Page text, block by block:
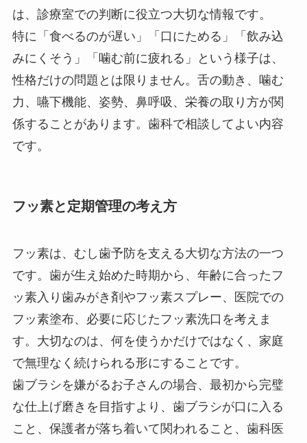
は、診療室での判断に役立つ大切な情報です。
特に「食べるのが遅い」「口にためる」「飲み込
みにくそう」「噛む前に疲れる」という様子は、
性格だけの問題とは限りません。舌の動き、噛む
力、嚥下機能、姿勢、鼻呼吸、栄養の取り方が関
係することがあります。歯科で相談してよい内容
です。
フッ素と定期管理の考え方
フッ素は、むし歯予防を支える大切な方法の一つ
です。歯が生え始めた時期から、年齢に合ったフ
ッ素入り歯みがき剤やフッ素スプレー、医院での
フッ素塗布、必要に応じたフッ素洗口を考えま
す。大切なのは、何を使うかだけではなく、家庭
で無理なく続けられる形にすることです。
歯ブラシを嫌がるお子さんの場合、最初から完璧
な仕上げ磨きを目指すより、歯ブラシが口に入る
こと、保護者が落ち着いて関われること、歯科医